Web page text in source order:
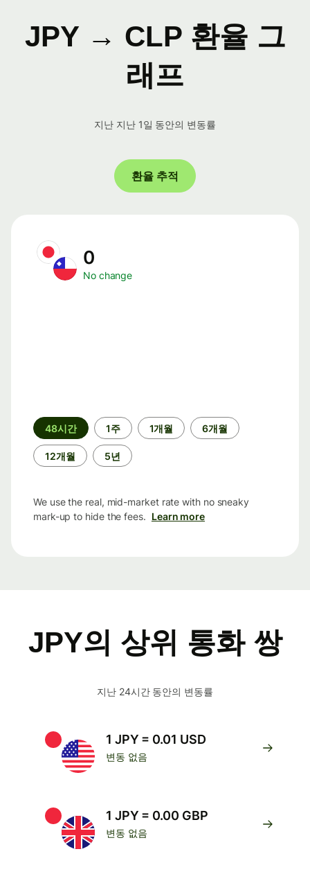
JPY → CLP 환율 그
래프
지난 지난 1일 동안의 변동률
환율 추적
0
No change
기
간
48시간 1주 1개월 6개월
12개월 5년
We use the real, mid-market rate with no sneaky
mark-up to hide the fees. Learn more
JPY의 상위 통화 쌍
지난 24시간 동안의 변동률
1 JPY = 0.01 USD
변동 없음
1 JPY = 0.00 GBP
변동 없음